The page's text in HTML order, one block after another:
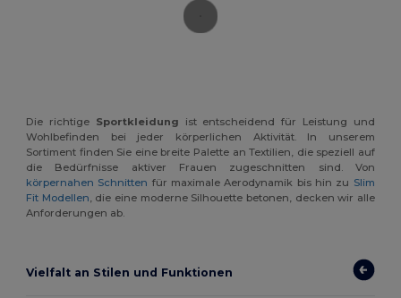
Die richtige Sportkleidung ist entscheidend für Leistung und
Wohlbefinden bei jeder körperlichen Aktivität. In unserem
Sortiment finden Sie eine breite Palette an Textilien, die speziell auf
die Bedürfnisse aktiver Frauen zugeschnitten sind. Von
körpernahen Schnitten für maximale Aerodynamik bis hin zu Slim
Fit Modellen, die eine moderne Silhouette betonen, decken wir alle
Anforderungen ab.
Vielfalt an Stilen und Funktionen